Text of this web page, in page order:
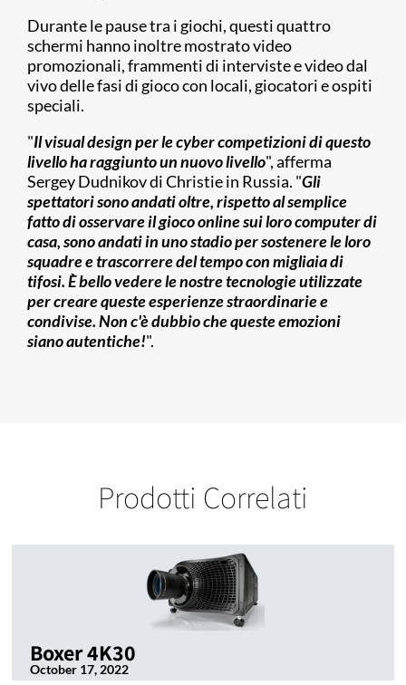
Durante le pause tra i giochi, questi quattro
schermi hanno inoltre mostrato video
promozionali, frammenti di interviste e video dal
vivo delle fasi di gioco con locali, giocatori e ospiti
speciali.
"Il visual design per le cyber competizioni di questo
livello ha raggiunto un nuovo livello", afferma
Sergey Dudnikov di Christie in Russia. "Gli
spettatori sono andati oltre, rispetto al semplice
fatto di osservare il gioco online sui loro computer di
casa, sono andati in uno stadio per sostenere le loro
squadre e trascorrere del tempo con migliaia di
tifosi. È bello vedere le nostre tecnologie utilizzate
per creare queste esperienze straordinarie e
condivise. Non c'è dubbio che queste emozioni
siano autentiche!".
Prodotti Correlati
Boxer 4K30
October 17, 2022